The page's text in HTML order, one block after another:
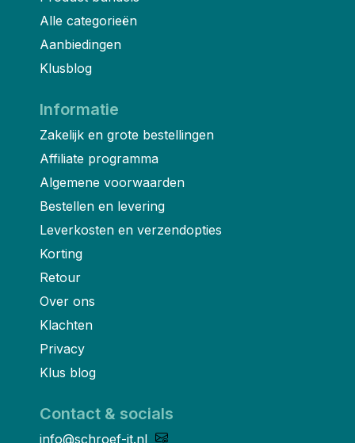
Alle categorieën
Aanbiedingen
Klusblog
Informatie
Zakelijk en grote bestellingen
Affiliate programma
Algemene voorwaarden
Bestellen en levering
Leverkosten en verzendopties
Korting
Retour
Over ons
Klachten
Privacy
Klus blog
Contact & socials
info@schroef-it.nl